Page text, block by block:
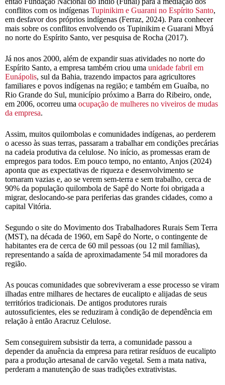
conflitos com os indígenas Tupinikim e Guarani no Espírito Santo,
em desfavor dos próprios indígenas (Ferraz, 2024). Para conhecer
mais sobre os conflitos envolvendo os Tupinikim e Guarani Mbyá
no norte do Espírito Santo, ver pesquisa de Rocha (2017).
Já nos anos 2000, além de expandir suas atividades no norte do
Espírito Santo, a empresa também criou uma unidade fabril em
Eunápolis, sul da Bahia, trazendo impactos para agricultores
familiares e povos indígenas na região; e também em Guaíba, no
Rio Grande do Sul, município próximo a Barra do Ribeiro, onde,
em 2006, ocorreu uma ocupação de mulheres no viveiros de mudas
da empresa.
Assim, muitos quilombolas e comunidades indígenas, ao perderem
o acesso às suas terras, passaram a trabalhar em condições precárias
na cadeia produtiva da celulose. No início, as promessas eram de
empregos para todos. Em pouco tempo, no entanto, Anjos (2024)
aponta que as expectativas de riqueza e desenvolvimento se
tornaram vazias e, ao se verem sem-terra e sem trabalho, cerca de
90% da população quilombola de Sapê do Norte foi obrigada a
migrar, deslocando-se para periferias das grandes cidades, como a
capital Vitória.
Segundo o site do Movimento dos Trabalhadores Rurais Sem Terra
(MST), na década de 1960, em Sapê do Norte, o contingente de
habitantes era de cerca de 60 mil pessoas (ou 12 mil famílias),
representando a saída de aproximadamente 54 mil moradores da
região.
As poucas comunidades que sobreviveram a esse processo se viram
ilhadas entre milhares de hectares de eucalipto e alijadas de seus
territórios tradicionais. De antigos produtores rurais
autossuficientes, eles se reduziram à condição de dependência em
relação à então Aracruz Celulose.
Sem conseguirem subsistir da terra, a comunidade passou a
depender da anuência da empresa para retirar resíduos de eucalipto
para a produção artesanal de carvão vegetal. Sem a mata nativa,
perderam a manutenção de suas tradições extrativistas.